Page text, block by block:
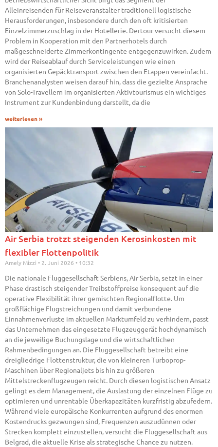
Alleinreisenden für Reiseveranstalter traditionell logistische
Herausforderungen, insbesondere durch den oft kritisierten
Einzelzimmerzuschlag in der Hotellerie. Dertour versucht diesem
Problem in Kooperation mit den Partnerhotels durch
maßgeschneiderte Zimmerkontingente entgegenzuwirken. Zudem
wird der Reiseablauf durch Serviceleistungen wie einen
organisierten Gepäcktransport zwischen den Etappen vereinfacht.
Branchenanalysten weisen darauf hin, dass die gezielte Ansprache
von Solo-Travellern im organisierten Aktivtourismus ein wichtiges
Instrument zur Kundenbindung darstellt, da die
weiterlesen »
Air Serbia trotzt steigenden Kerosinkosten mit
flexibler Flottenpolitik
Amely Mizzi 2. Juni 2026 10:32
Die nationale Fluggesellschaft Serbiens, Air Serbia, setzt in einer
Phase drastisch steigender Treibstoffpreise konsequent auf die
operative Flexibilität ihrer gemischten Regionalflotte. Um
großflächige Flugstreichungen und damit verbundene
Einnahmenverluste im aktuellen Marktumfeld zu verhindern, passt
das Unternehmen das eingesetzte Flugzeuggerät hochdynamisch
an die jeweilige Buchungslage und die wirtschaftlichen
Rahmenbedingungen an. Die Fluggesellschaft betreibt eine
dreigliedrige Flottenstruktur, die von kleineren Turboprop-
Maschinen über Regionaljets bis hin zu größeren
Mittelstreckenflugzeugen reicht. Durch diesen logistischen Ansatz
gelingt es dem Management, die Auslastung der einzelnen Flüge zu
optimieren und unrentable Überkapazitäten kurzfristig abzufedern.
Während viele europäische Konkurrenten aufgrund des enormen
Kostendrucks gezwungen sind, Frequenzen auszudünnen oder
Strecken komplett einzustellen, versucht die Fluggesellschaft aus
Belgrad, die aktuelle Krise als strategische Chance zu nutzen.